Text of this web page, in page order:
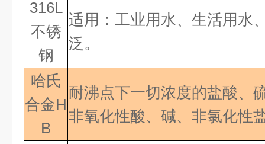
316L
不锈
钢
适用：工业用水、生活用水
泛。
哈氏
合金H
B
耐沸点下一切浓度的盐酸、
非氧化性酸、碱、非氯化性